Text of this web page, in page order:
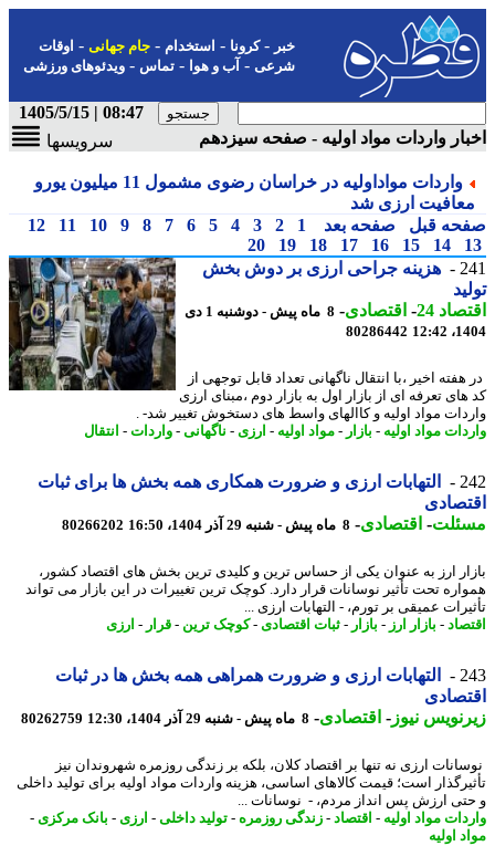
-کرونا-استخدام- جام جهانی-اوقات
شرعی-آب و هوا-تماس-ویدئوهای ورزشی
08:47 | 1405/5/15
واردات مواد اولیه - صفحه سیزدهم
سرویسها
واردات مواداولیه در خراسان رضوی مشمول 11 میلیون یورو
ارزی شد
قبل صفحه بعد 1
2
3
4
5
6
7
8
9
10
11
12
14
15
16
17
18
19
20
هزینه جراحی ارزی بر دوش بخش
24
-اقتصادی-
8 ماه پیش - دوشنبه 1 دی
80286442
‫ ‫در هفته اخیر‪، ‬با انتقال ناگهانی تعداد قابل توجهی از
کد های تعرفه ای از بازار اول به بازار دوم‪، ‬مبنای ارزی
مواد اولیه و کاالهای‬ واسط های دستخوش تغییر شد‪. -
مواد اولیه -بازار - مواد اولیه -ارزی - ناگهانی-واردات - انتقال
التهابات ارزی و ضرورت همکاری همه بخش ها برای ثبات
-اقتصادی-8 ماه پیش - شنبه 29 آذر 1404، 16:50 80266202
ارز به عنوان یکی از حساس ترین و کلیدی ترین بخش های اقتصاد کشور،
تحت تأثیر نوسانات قرار دارد. کوچک ترین تغییرات در این بازار می تواند
عمیقی بر تورم، - التهابات ارزی ...
-بازار ارز- بازار - ثبات اقتصادی-کوچک ترین- قرار - ارزی
التهابات ارزی و ضرورت همراهی همه بخش ها در ثبات
نیوز-اقتصادی-8 ماه پیش - شنبه 29 آذر 1404، 12:30 80262759
ارزی نه تنها بر اقتصاد کلان، بلکه بر زندگی روزمره شهروندان نیز
است؛ قیمت کالاهای اساسی، هزینه واردات مواد اولیه برای تولید داخلی
ارزش پس انداز مردم، - نوسانات ...
مواد اولیه -اقتصاد-زندگی روزمره -تولید داخلی -ارزی - بانک مرکزی -
اولیه